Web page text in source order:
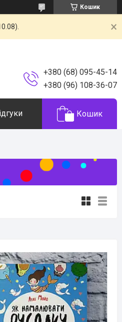
Кошик
+380 (68) 095-45-14
+380 (96) 108-36-07
Кошик